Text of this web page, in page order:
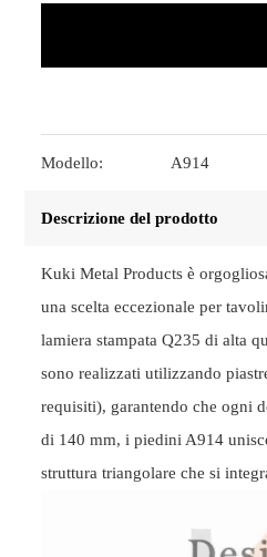
Modello: A914
Descrizione del prodotto
Kuki Metal Products è
una scelta eccezionale per
lamiera stampata Q235 di alta
sono realizzati utilizzando
requisiti), garantendo che ogni
di 140 mm, i piedini A914
struttura triangolare che si